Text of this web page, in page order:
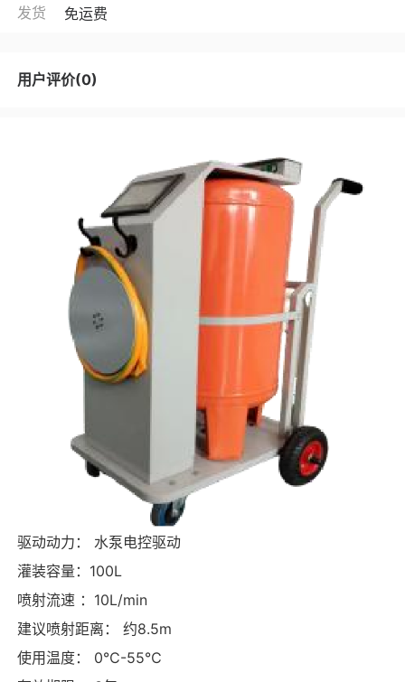
发货 免运费
驱动动力： 水泵电控驱动
灌装容量：100L
喷射流速 ：10L/min
建议喷射距离： 约8.5m
使用温度： 0℃-55℃
用户评价(0)